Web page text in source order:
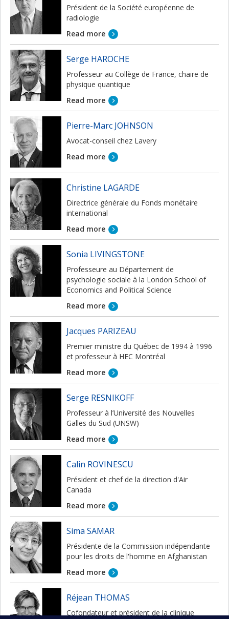
Président de la Société européenne de
radiologie
Read more
Serge HAROCHE
Professeur au Collège de France, chaire de
physique quantique
Read more
Pierre-Marc JOHNSON
Avocat-conseil chez Lavery
Read more
Christine LAGARDE
Directrice générale du Fonds monétaire
international
Read more
Sonia LIVINGSTONE
Professeure au Département de
psychologie sociale à la London School of
Economics and Political Science
Read more
Jacques PARIZEAU
Premier ministre du Québec de 1994 à 1996
et professeur à HEC Montréal
Read more
Serge RESNIKOFF
Professeur à l’Université des Nouvelles
Galles du Sud (UNSW)
Read more
Calin ROVINESCU
Président et chef de la direction d'Air
Canada
Read more
Sima SAMAR
Présidente de la Commission indépendante
pour les droits de l'homme en Afghanistan
Read more
Réjean THOMAS
Cofondateur et président de la clinique